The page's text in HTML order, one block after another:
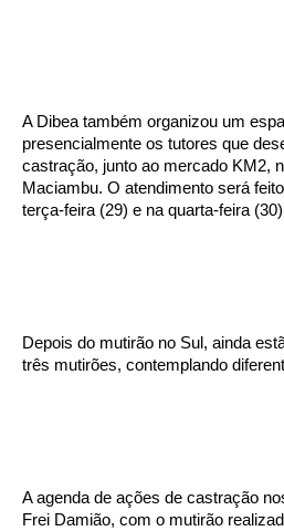
A Dibea também organizou um
presencialmente os tutores que
castração, junto ao mercado KM2,
Maciambu. O atendimento será
terça-feira (29) e na quarta-feira
Depois do mutirão no Sul, ainda
três mutirões, contemplando
A agenda de ações de castração
Frei Damião, com o mutirão